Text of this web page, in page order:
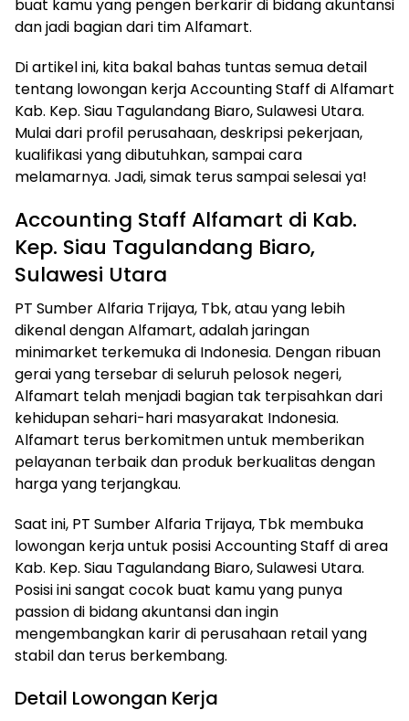
buat kamu yang pengen berkarir di bidang akuntansi
dan jadi bagian dari tim Alfamart.
Di artikel ini, kita bakal bahas tuntas semua detail
tentang lowongan kerja Accounting Staff di Alfamart
Kab. Kep. Siau Tagulandang Biaro, Sulawesi Utara.
Mulai dari profil perusahaan, deskripsi pekerjaan,
kualifikasi yang dibutuhkan, sampai cara
melamarnya. Jadi, simak terus sampai selesai ya!
Accounting Staff Alfamart di Kab.
Kep. Siau Tagulandang Biaro,
Sulawesi Utara
PT Sumber Alfaria Trijaya, Tbk, atau yang lebih
dikenal dengan Alfamart, adalah jaringan
minimarket terkemuka di Indonesia. Dengan ribuan
gerai yang tersebar di seluruh pelosok negeri,
Alfamart telah menjadi bagian tak terpisahkan dari
kehidupan sehari-hari masyarakat Indonesia.
Alfamart terus berkomitmen untuk memberikan
pelayanan terbaik dan produk berkualitas dengan
harga yang terjangkau.
Saat ini, PT Sumber Alfaria Trijaya, Tbk membuka
lowongan kerja untuk posisi Accounting Staff di area
Kab. Kep. Siau Tagulandang Biaro, Sulawesi Utara.
Posisi ini sangat cocok buat kamu yang punya
passion di bidang akuntansi dan ingin
mengembangkan karir di perusahaan retail yang
stabil dan terus berkembang.
Detail Lowongan Kerja